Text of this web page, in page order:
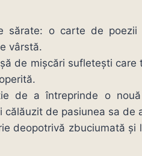
sărate: o carte de
vârstă.
de mișcări sufletești
de a întreprinde o
călăuzit de pasiunea sa de
deopotrivă zbuciumată și